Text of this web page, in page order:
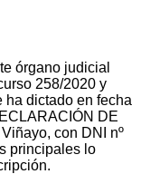
órgano judicial
258/2020 y
ha dictado en fecha
DE
con DNI nº
principales lo